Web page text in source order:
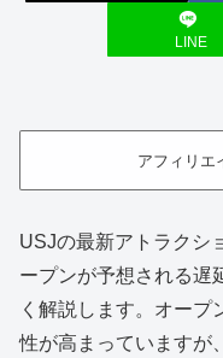
LINE
アフィリエ
USJの最新アトラクシ
ープンが予想される遅
く解説します。オープ
性が高まっていますが